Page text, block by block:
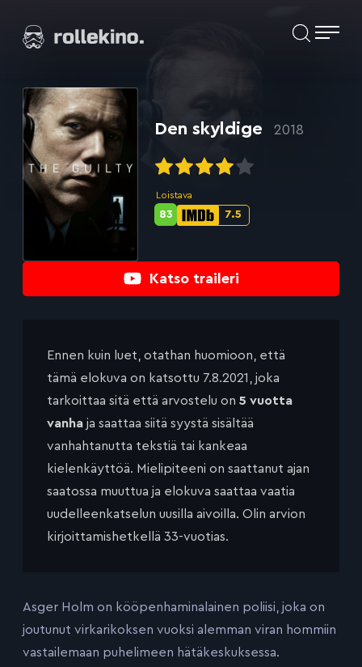
suoraan
Elokuvat ja elokuva-arviot | Rollekino.fi
jälkeen.
Katso traileri
Den skyldige 2018
Loistava
IMDb-
7.5
Metascore-
83
Ennen kuin luet, otathan huomioon, että
tämä elokuva on katsottu 7.8.2021, joka
tarkoittaa sitä että arvostelu on 5 vuotta
vanha ja saattaa siitä syystä sisältää
vanhahtanutta tekstiä tai kankeaa
kielenkäyttöä. Mielipiteeni on saattanut ajan
saatossa muuttua ja elokuva saattaa vaatia
uudelleenkatselun uusilla aivoilla. Olin arvion
kirjoittamishetkellä 33-vuotias.
Asger Holm on kööpenhaminalainen poliisi, joka on
joutunut virkarikoksen vuoksi alemman viran hommiin
vastailemaan puhelimeen hätäkeskuksessa.